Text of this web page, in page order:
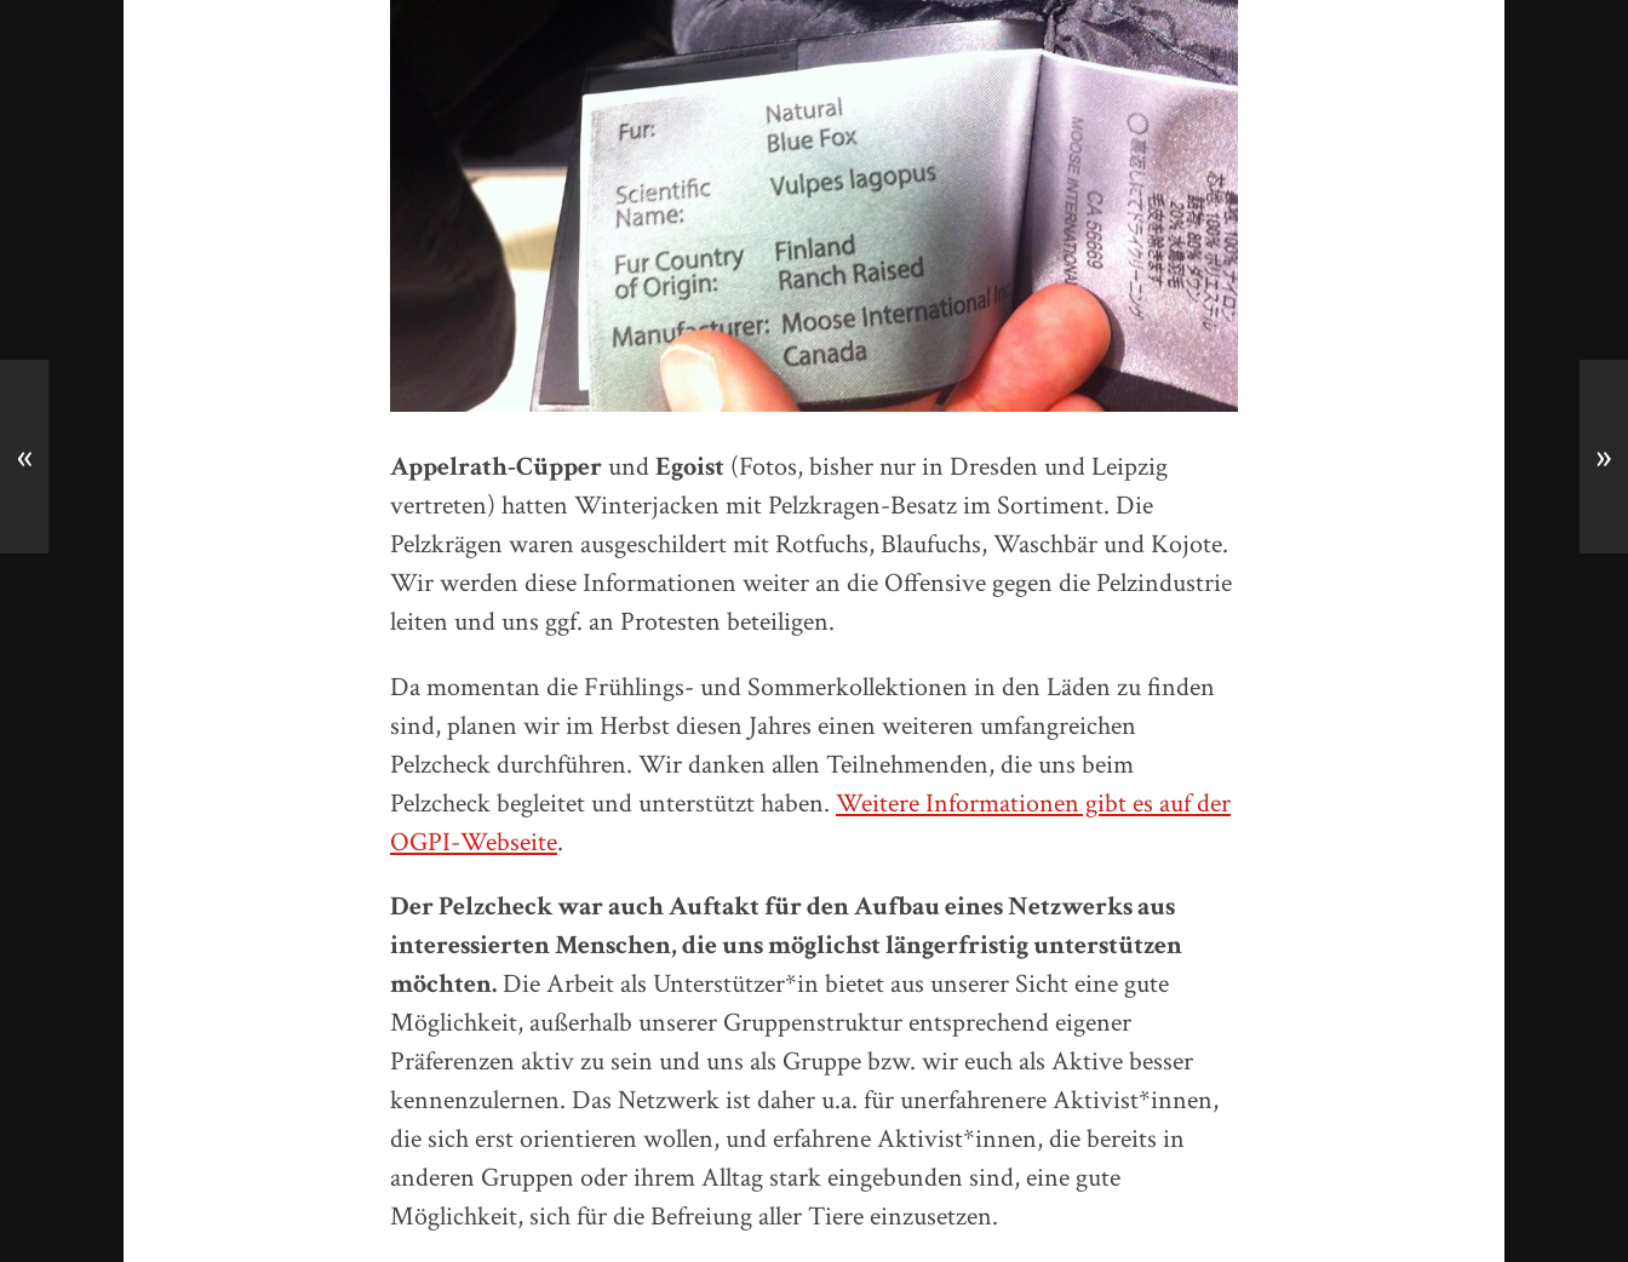
Appelrath-CüpperundEgoist (Fotos, bisher nur in Dresden und Leipzig
vertreten) hatten Winterjacken mit Pelzkragen-Besatz im Sortiment. Die
Pelzkrägen waren ausgeschildert mit Rotfuchs, Blaufuchs, Waschbär und Kojote.
Wir werden diese Informationen weiter an die Offensive gegen die Pelzindustrie
leiten und uns ggf. an Protesten beteiligen.
Da momentan die Frühlings- und Sommerkollektionen in den Läden zu finden
sind, planen wir im Herbst diesen Jahres einen weiteren umfangreichen
Pelzcheck durchführen. Wir danken allen Teilnehmenden, die uns beim
Pelzcheck begleitet und unterstützt haben. Weitere Informationen gibt es auf der
OGPI-Webseite.
Der Pelzcheck war auch Auftakt für den Aufbau eines Netzwerks aus
interessierten Menschen, die uns möglichst längerfristig unterstützen
möchten.Die Arbeit als Unterstützer*in bietet aus unserer Sicht eine gute
Möglichkeit, außerhalb unserer Gruppenstruktur entsprechend eigener
Präferenzen aktiv zu sein und uns als Gruppe bzw. wir euch als Aktive besser
kennenzulernen. Das Netzwerk ist daher u.a. für unerfahrenere Aktivist*innen,
die sich erst orientieren wollen, und erfahrene Aktivist*innen, die bereits in
anderen Gruppen oder ihrem Alltag stark eingebunden sind, eine gute
Möglichkeit, sich für die Befreiung aller Tiere einzusetzen.
« »